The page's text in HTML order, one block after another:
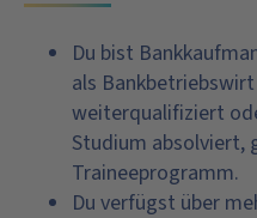
Du bist
als
weiterqualifiziert
Studium absolviert,
Traineeprogramm.
Du verfügst über